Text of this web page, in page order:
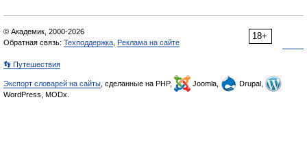
18+
© Академик, 2000-2026
Обратная связь: Техподдержка Реклама на сайте
👣 Путешествия
Экспорт словарей на сайты , сделанные на PHP, Joomla,
Drupal,
WordPress, MODx.